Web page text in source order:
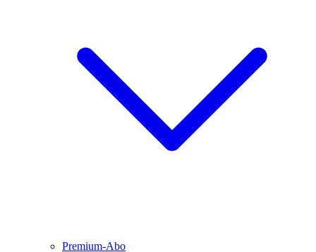
Premium-Abo